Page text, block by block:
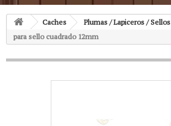
Caches Plumas / Lapiceros / Sellos
para sello cuadrado 12mm